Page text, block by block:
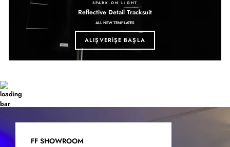
SPARK ON LIGHT
Reflective Detail Tracksuit
ALL NEW TEMPLATES
ALIŞVERİŞE BAŞLA
FF SHOWROOM